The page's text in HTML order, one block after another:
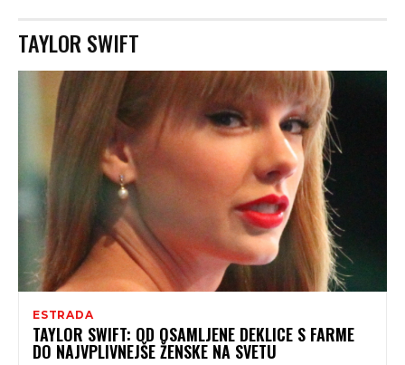
TAYLOR SWIFT
ESTRADA
TAYLOR SWIFT: OD OSAMLJENE DEKLICE S FARME
DO NAJVPLIVNEJŠE ŽENSKE NA SVETU